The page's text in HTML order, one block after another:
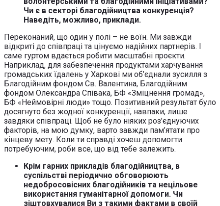
Чи є в секторі благодійництва конкуренція?
Наведіть, можливо, приклади.
Переконаний, що один у полі – не воїн. Ми завжди
відкриті до співпраці та цінуємо надійних партнерів. І
саме гуртом вдається робити масштабні проєкти.
Наприклад, для забезпечення продуктами харчування
громадських їдалень у Харкові ми об’єднали зусилля з
Благодійним фондом Св. Валентина, Благодійним
фондом Олександра Співака, БФ «Зміцнення громад»,
БФ «Неймовірні люди» тощо. Позитивний результат було
досягнуто без жодної конкуренції, навпаки, лише
завдяки співпраці. Щоб не було ніяких роз’єднуючих
факторів, на мою думку, варто завжди пам’ятати про
кінцеву мету. Коли ти справді хочеш допомогти
потребуючим, роби все, що від тебе залежить.
Крім гарних прикладів благодійництва, в
суспільстві періодично обговорюють
недобросовісних благодійників та нецільове
використання гуманітарної допомоги. Чи
зіштовхувалися Ви з такими фактами в своїй